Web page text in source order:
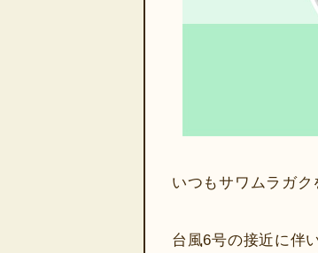
いつもサワムラガク
台風6号の接近に伴